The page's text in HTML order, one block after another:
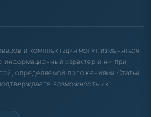
и комплектация могут изменяться
характер и ни при
определяемой положениями Статьи
возможность их